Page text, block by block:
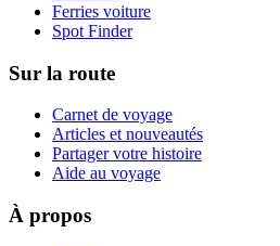
Ferries voiture
Spot Finder
Sur la route
Carnet de voyage
Articles et nouveautés
Partager votre histoire
Aide au voyage
À propos